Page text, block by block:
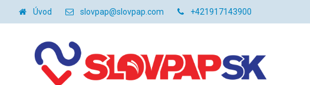
Úvod slovpap@slovpap.com +421917143900